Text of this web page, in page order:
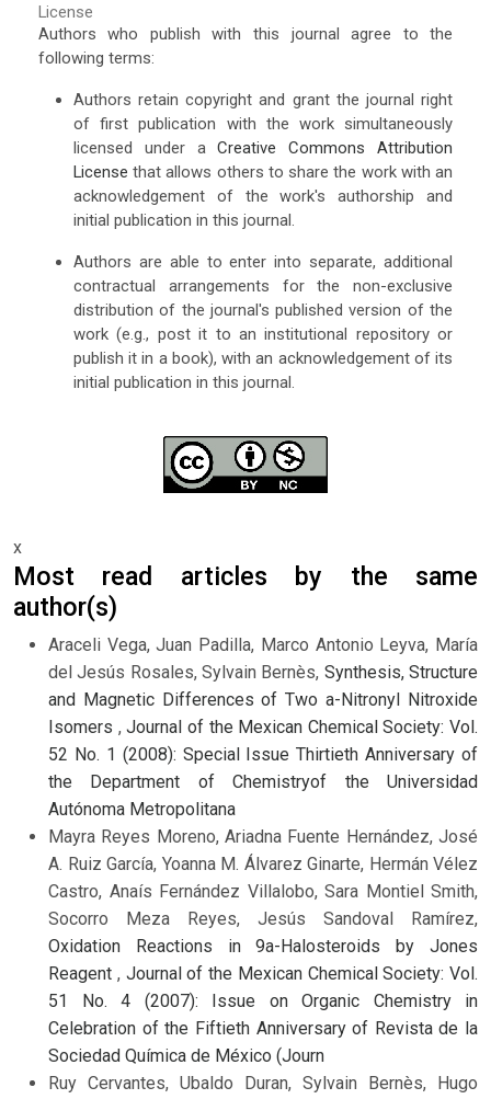
License
Authors who publish with this journal agree to the
following terms:
Authors retain copyright and grant the journal right
of first publication with the work simultaneously
licensed under aCreative Commons Attribution
License that allows others to share the work with an
acknowledgement of the work's authorship and
initial publication in this journal.
Authors are able to enter into separate, additional
contractual arrangements for the non-exclusive
distribution of the journal's published version of the
work (e.g., post it to an institutional repository or
publish it in a book), with an acknowledgement of its
initial publication in this journal.
x
Most read articles by the same
author(s)
Araceli Vega, Juan Padilla, Marco Antonio Leyva, María
del Jesús Rosales, Sylvain Bernès, Synthesis, Structure
and Magnetic Differences of Two a-Nitronyl Nitroxide
Isomers ,Journal of the Mexican Chemical Society: Vol.
52 No. 1 (2008): Special Issue Thirtieth Anniversary of
the Department of Chemistryof the Universidad
Autónoma Metropolitana
Mayra Reyes Moreno, Ariadna Fuente Hernández, José
A. Ruiz García, Yoanna M. Álvarez Ginarte, Hermán Vélez
Castro, Anaís Fernández Villalobo, Sara Montiel Smith,
Socorro Meza Reyes, Jesús Sandoval Ramírez,
Oxidation Reactions in 9a-Halosteroids by Jones
Reagent , Journal of the Mexican Chemical Society: Vol.
51 No. 4 (2007): Issue on Organic Chemistry in
Celebration of the Fiftieth Anniversary of Revista de la
Sociedad Química de México (Journ
Ruy Cervantes, Ubaldo Duran, Sylvain Bernès, Hugo